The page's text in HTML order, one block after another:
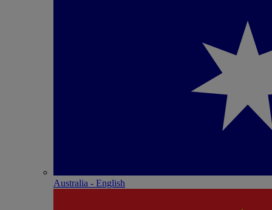
Australia - English